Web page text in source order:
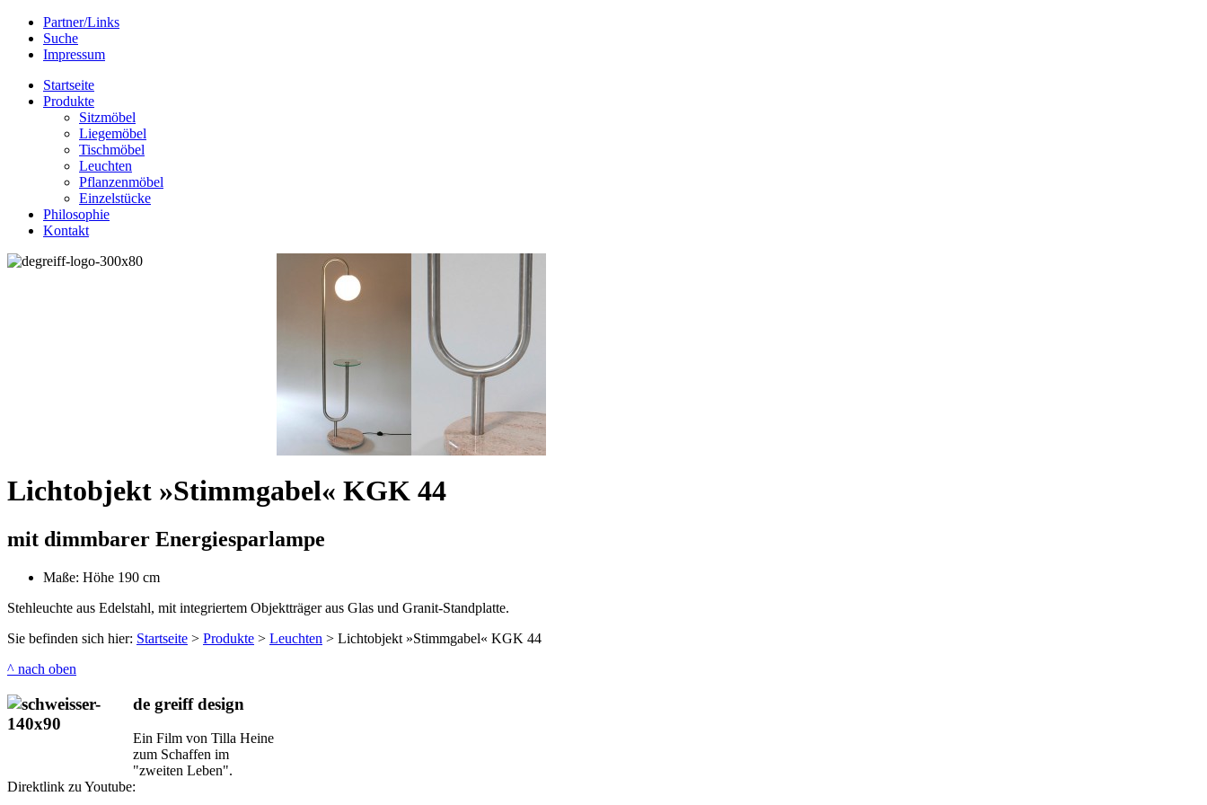
Partner/Links
Suche
Impressum
Startseite
Produkte
Sitzmöbel
Liegemöbel
Tischmöbel
Leuchten
Pflanzenmöbel
Einzelstücke
Philosophie
Kontakt
Lichtobjekt »Stimmgabel« KGK 44
mit dimmbarer Energiesparlampe
Maße: Höhe 190 cm
Stehleuchte aus Edelstahl, mit integriertem Objektträger aus Glas und Granit-Standplatte.
Sie befinden sich hier: Startseite > Produkte > Leuchten > Lichtobjekt »Stimmgabel« KGK 44
^ nach oben
de greiff design
Ein Film von Tilla Heine
zum Schaffen im
"zweiten Leben".
Direktlink zu Youtube: